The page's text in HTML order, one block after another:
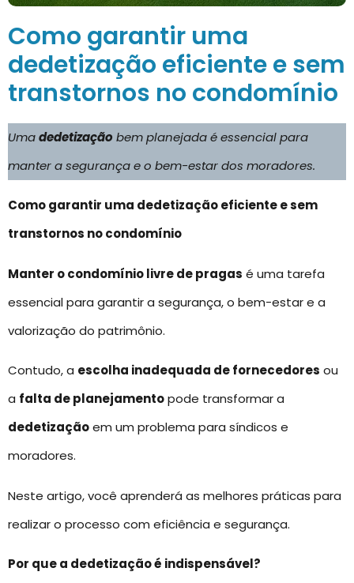
Como garantir uma
dedetização eficiente e sem
transtornos no condomínio
Umadedetizaçãobem planejada é essencial para
manter a segurança e o bem-estar dos moradores.
Como garantir uma dedetização eficiente e sem
transtornos no condomínio
Manter o condomínio livre de pragas é uma tarefa
essencial para garantir a segurança, o bem-estar e a
valorização do patrimônio.
Contudo, a escolha inadequada de fornecedores ou
a falta de planejamentopode transformar a
dedetizaçãoem um problema para síndicos e
moradores.
Neste artigo, você aprenderá as melhores práticas para
realizar o processo com eficiência e segurança.
Por que a dedetização é indispensável?